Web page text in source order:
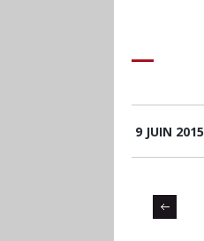
9 JUIN 2015